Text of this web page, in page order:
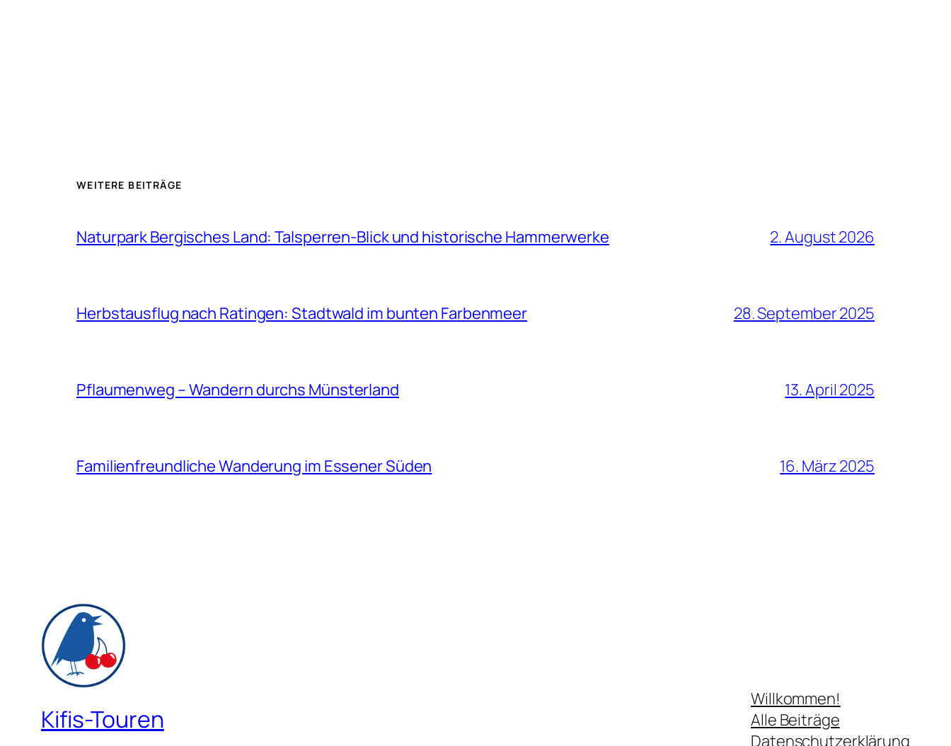
WEITERE BEITRÄGE
Naturpark Bergisches Land: Talsperren-Blick und historische Hammerwerke 2. August 2026
Herbstausflug nach Ratingen: Stadtwald im bunten Farbenmeer 28. September 2025
Pflaumenweg – Wandern durchs Münsterland 13. April 2025
Familienfreundliche Wanderung im Essener Süden 16. März 2025
Kifis-Touren
Willkommen!
Alle Beiträge
Datenschutzerklärung